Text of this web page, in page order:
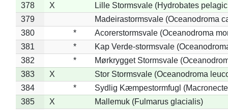
378
X
Lille Stormsvale (Hydrobates
379
Madeirastormsvale (Oceanodroma
380
*
Acorerstormsvale (Oceanodroma
381
*
Kap Verde-stormsvale
382
*
Mørkrygget Stormsvale
383
X
Stor Stormsvale (Oceanodroma
384
*
Sydlig Kæmpestormfugl
385
X
Mallemuk (Fulmarus glacialis)